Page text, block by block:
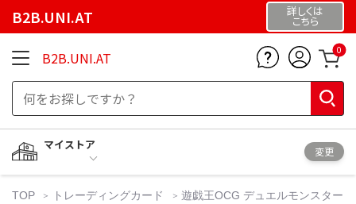
B2B.UNI.AT 詳しくは
こちら
B2B.UNI.AT 0
マイストア
変更
TOP トレーディングカード
遊戯王OCG デュエルモンスター